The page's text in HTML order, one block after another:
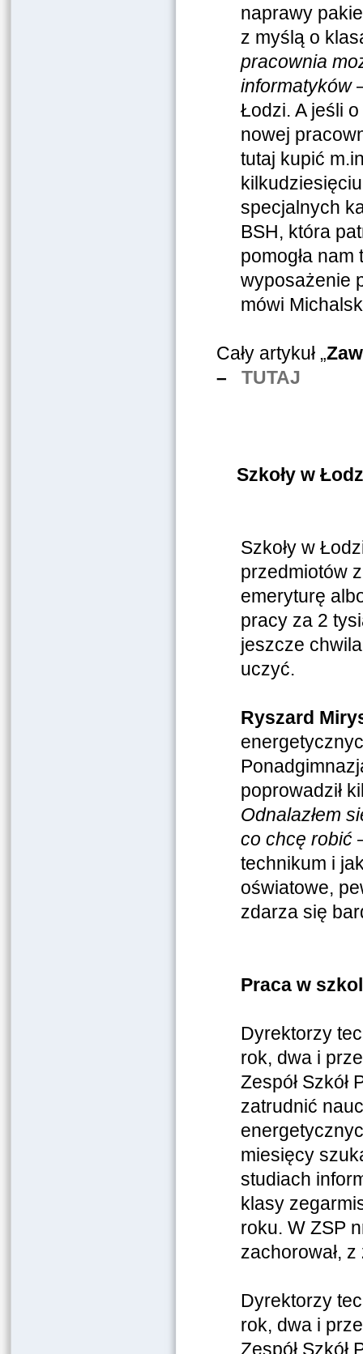
naprawy
z myślą o
pracownia
informatyków
Łodzi. A jeśli
nowej
tutaj kupić
specjalnych
BSH, która
pomogła
wyposażenie
mówi
Cały artykuł „
– TUTAJ
Szkoły w
Szkoły w
przedmiotów
emeryturę
pracy za 2
jeszcze
uczyć.
Ryszard
poprowadził
Odnalazłem
co chcę robić
technikum i
oświatowe,
zdarza się
Praca w
Dyrektorzy
rok, dwa i
Zespół
zatrudnić
miesięcy
studiach
klasy
roku. W ZSP
zachorował,
Dyrektorzy
rok, dwa i
Zespół